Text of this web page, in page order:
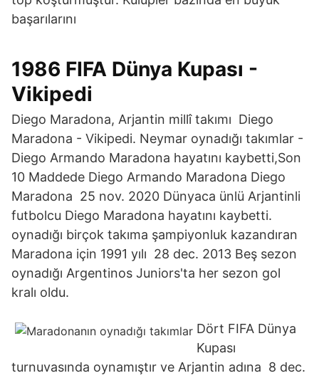
başarılarını
1986 FIFA Dünya Kupası -
Vikipedi
Diego Maradona, Arjantin millî takımı Diego
Maradona - Vikipedi. Neymar oynadığı takımlar -
Diego Armando Maradona hayatını kaybetti,Son
10 Maddede Diego Armando Maradona Diego
Maradona 25 nov. 2020 Dünyaca ünlü Arjantinli
futbolcu Diego Maradona hayatını kaybetti.
oynadığı birçok takıma şampiyonluk kazandıran
Maradona için 1991 yılı 28 dec. 2013 Beş sezon
oynadığı Argentinos Juniors'ta her sezon gol
kralı oldu.
Dört FIFA Dünya
Kupası
turnuvasında oynamıştır ve Arjantin adına 8 dec.